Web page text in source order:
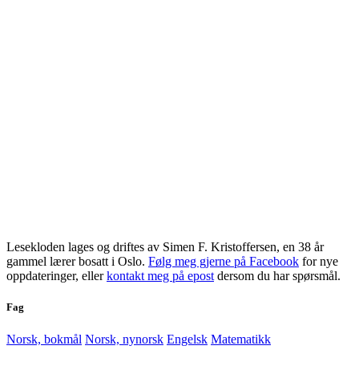
Lesekloden lages og driftes av Simen F. Kristoffersen, en 38 år
gammel lærer bosatt i Oslo. Følg meg gjerne på Facebook for nye
oppdateringer, ellerkontakt meg på epost dersom du har spørsmål.
Fag
Norsk, bokmål Norsk, nynorsk Engelsk Matematikk